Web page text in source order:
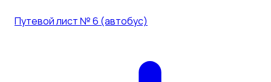
Путевой лист № 6 (автобус)